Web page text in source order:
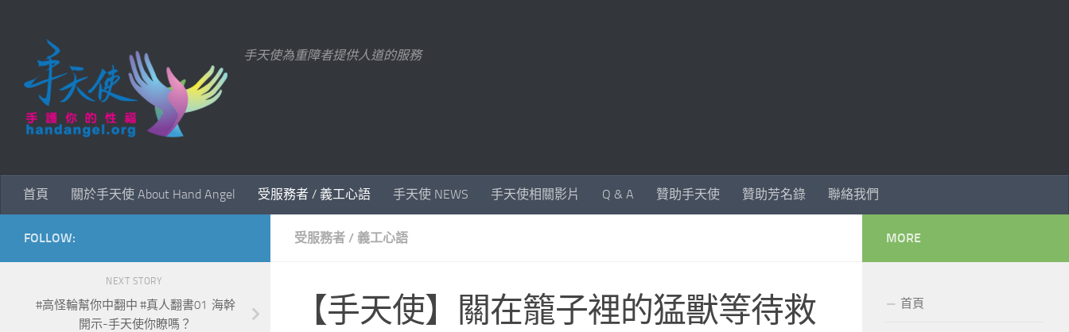
手天使為重障者提供人道的服務
首頁 關於手天使 About Hand Angel 受服務者 / 義工心語 手天使 NEWS 手天使相關影片 Q & A 贊助手天使 贊助芳名錄 聯絡我們
受服務者 / 義工心語
【手天使】關在籠子裡的猛獸等待救
FOLLOW:
NEXT STORY
#高怪輪幫你中翻中 #真人翻書01 海幹
開示-手天使你瞭嗎？
MORE
首頁